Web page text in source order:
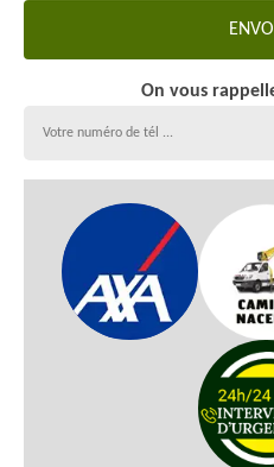
On vous